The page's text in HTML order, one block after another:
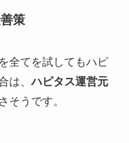
策
全てを試してもハピ
は、ハピタス運営元
そうです。